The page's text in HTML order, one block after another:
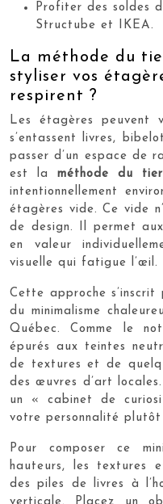
Profiter des soldes
Structube et IKEA.
La méthode du
styliser vos
respirent ?
Les étagères peuvent
s’entassent livres,
passer d’un espace de
est laméthode du
intentionnellement
étagères vide. Ce vide
de design. Il permet
en valeur
visuelle qui fatigue l’œil.
Cette approche
du minimalisme
Québec. Comme le
épurés aux teintes
de textures et de
des œuvres d’art
un « cabinet de
votre personnalité plutôt
Pour composer ce
hauteurs, les textures
des piles de livres à